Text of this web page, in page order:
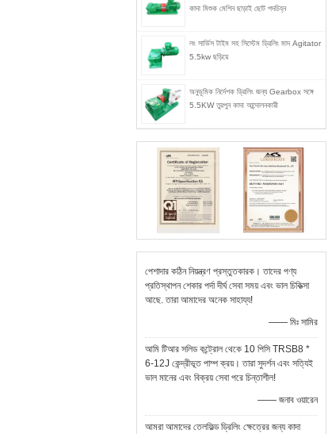
কাদা মিশুক মেশিন ছাড়াই ছোট পদচিহ্ন
লং সার্ভিস টাইম সহ সিস্টেম ড্রিলিং মাদ Agitator
5.5kw ছড়িয়ে
অনুভূমিক নির্দেশক ড্রিলিং জন্য Gearbox সঙ্গে
5.5KW তুরপুন কাদা আন্দোলনকারী
পেশাদার কঠিন নিয়ন্ত্রণ প্রস্তুতকারক। তাদের পণ্য
প্রতিস্থাপন শেকার পর্দা দীর্ঘ সেবা সময় এবং ভাল চিকিত্সা
আছে. তারা আমাদের অনেক সাহায্য!
—— মিঃ সামির
আমি টিআর সলিড কন্ট্রোল থেকে 10 পিসি TRSB8 *
6-12J কেন্দ্রীভূত পাম্প ক্রয়। তারা সুদর্শন এবং সত্যিই
ভাল মানের এবং বিক্রয় সেবা পরে চিন্তাশীল!
—— জনাব ওয়ারেন
আমরা আমাদের তেলফিল্ড ড্রিলিং ক্ষেত্রের জন্য কাদা